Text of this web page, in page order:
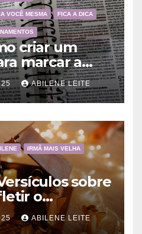
VOCÊ MESMA FICA A DICA
criar um
marcar a
ABILENE LEITE
IRMÃ MAIS VELHA
sobre
o
Jesus
ABILENE LEITE